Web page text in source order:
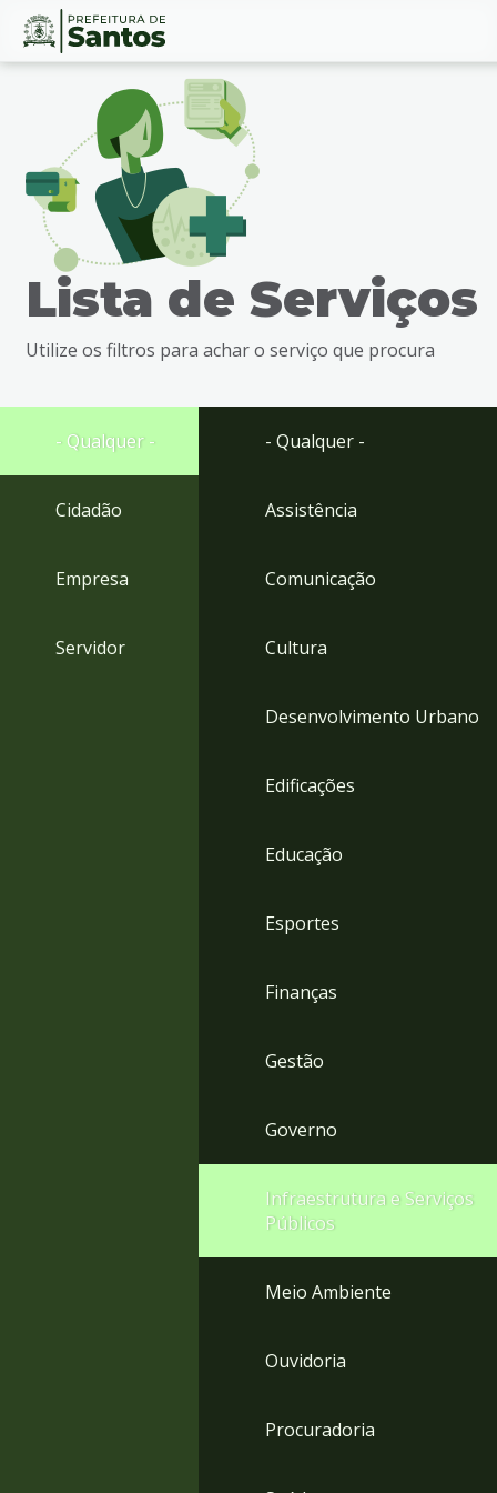
Ir
busca
Ir
rodapé
Conteúdo
Lista de Serviços
Utilize os filtros para achar o serviço que procura
- Qualquer -
Cidadão
Empresa
Servidor
- Qualquer -
Assistência
Comunicação
Cultura
Desenvolvimento Urbano
Edificações
Educação
Esportes
Finanças
Gestão
Governo
Infraestrutura e Serviços
Públicos
Meio Ambiente
Ouvidoria
Procuradoria